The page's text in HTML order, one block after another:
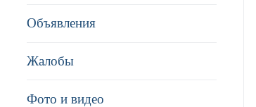
Объявления
Жалобы
Фото и видео